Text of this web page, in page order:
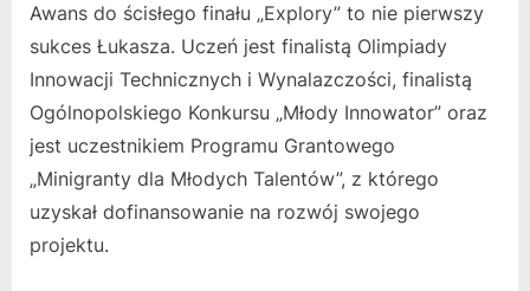
Awans do ścisłego finału „Explory” to nie pierwszy
sukces Łukasza. Uczeń jest finalistą Olimpiady
Innowacji Technicznych i Wynalazczości, finalistą
Ogólnopolskiego Konkursu „Młody Innowator” oraz
jest uczestnikiem Programu Grantowego
„Minigranty dla Młodych Talentów”, z którego
uzyskał dofinansowanie na rozwój swojego
projektu.